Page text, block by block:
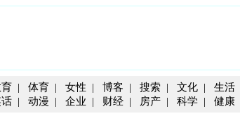
| 体育 | 女性 | 博客 | 搜索 | 文化 | 生活
| 动漫 | 企业 | 财经 | 房产 | 科学 | 健康